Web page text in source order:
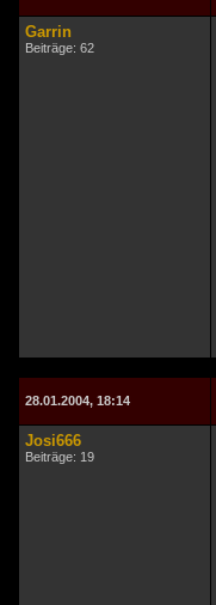
Garrin
Beiträge: 62
28.01.2004, 18:14
Josi666
Beiträge: 19